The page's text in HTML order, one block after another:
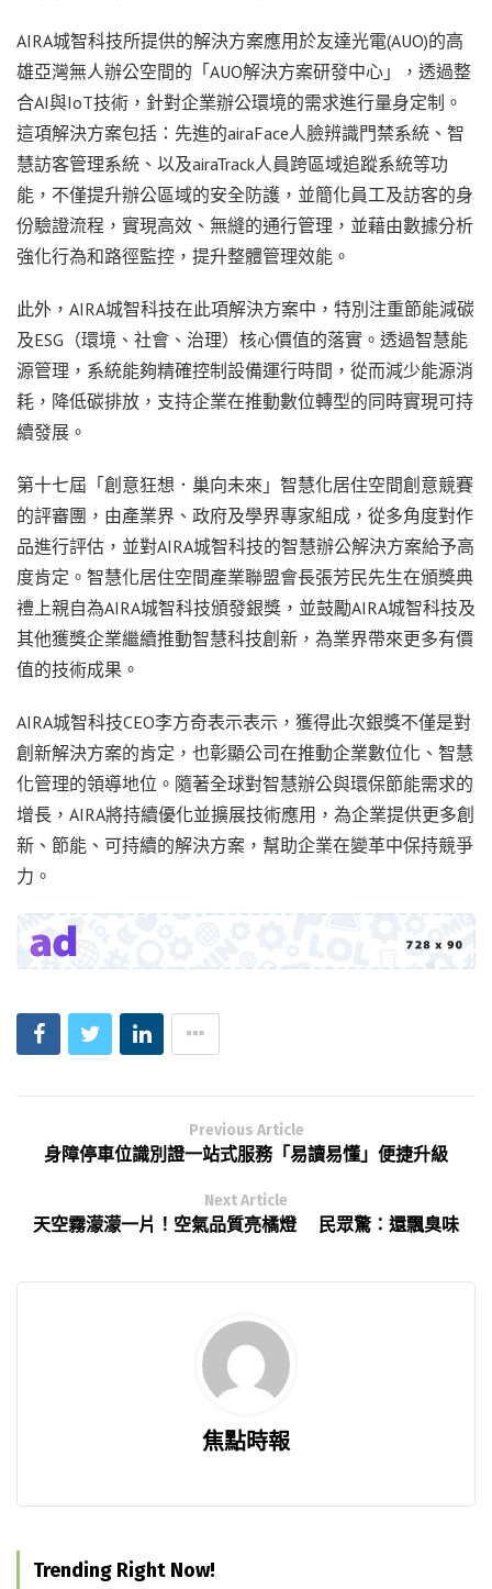
AIRA城智科技所提供的解決方案應用於友達光電(AUO)的高
雄亞灣無人辦公空間的「AUO解決方案研發中心」，透過整
合AI與IoT技術，針對企業辦公環境的需求進行量身定制。
這項解決方案包括：先進的airaFace人臉辨識門禁系統、智
慧訪客管理系統、以及airaTrack人員跨區域追蹤系統等功
能，不僅提升辦公區域的安全防護，並簡化員工及訪客的身
份驗證流程，實現高效、無縫的通行管理，並藉由數據分析
強化行為和路徑監控，提升整體管理效能。
此外，AIRA城智科技在此項解決方案中，特別注重節能減碳
及ESG（環境、社會、治理）核心價值的落實。透過智慧能
源管理，系統能夠精確控制設備運行時間，從而減少能源消
耗，降低碳排放，支持企業在推動數位轉型的同時實現可持
續發展。
第十七屆「創意狂想．巢向未來」智慧化居住空間創意競賽
的評審團，由產業界、政府及學界專家組成，從多角度對作
品進行評估，並對AIRA城智科技的智慧辦公解決方案給予高
度肯定。智慧化居住空間產業聯盟會長張芳民先生在頒獎典
禮上親自為AIRA城智科技頒發銀獎，並鼓勵AIRA城智科技及
其他獲獎企業繼續推動智慧科技創新，為業界帶來更多有價
值的技術成果。
AIRA城智科技CEO李方奇表示表示，獲得此次銀獎不僅是對
創新解決方案的肯定，也彰顯公司在推動企業數位化、智慧
化管理的領導地位。隨著全球對智慧辦公與環保節能需求的
增長，AIRA將持續優化並擴展技術應用，為企業提供更多創
新、節能、可持續的解決方案，幫助企業在變革中保持競爭
力。
Previous Article
身障停車位識別證一站式服務「易讀易懂」便捷升級
Next Article
天空霧濛濛一片！空氣品質亮橘燈 民眾驚：還飄臭味
焦點時報
Trending Right Now!